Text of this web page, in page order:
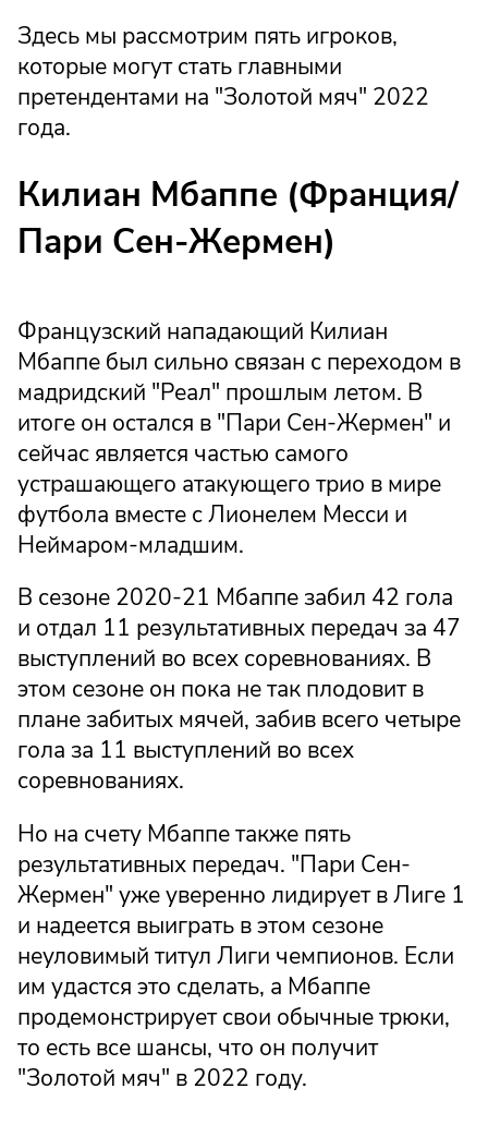
Здесь мы рассмотрим пять игроков,
которые могут стать главными
претендентами на "Золотой мяч" 2022
года.
Килиан Мбаппе (Франция/
Пари Сен-Жермен)
Французский нападающий Килиан
Мбаппе был сильно связан с переходом в
мадридский "Реал" прошлым летом. В
итоге он остался в "Пари Сен-Жермен" и
сейчас является частью самого
устрашающего атакующего трио в мире
футбола вместе с Лионелем Месси и
Неймаром-младшим.
В сезоне 2020-21 Мбаппе забил 42 гола
и отдал 11 результативных передач за 47
выступлений во всех соревнованиях. В
этом сезоне он пока не так плодовит в
плане забитых мячей, забив всего четыре
гола за 11 выступлений во всех
соревнованиях.
Но на счету Мбаппе также пять
результативных передач. "Пари Сен-
Жермен" уже уверенно лидирует в Лиге 1
и надеется выиграть в этом сезоне
неуловимый титул Лиги чемпионов. Если
им удастся это сделать, а Мбаппе
продемонстрирует свои обычные трюки,
то есть все шансы, что он получит
"Золотой мяч" в 2022 году.